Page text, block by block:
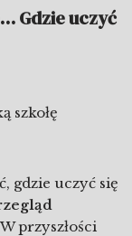
Gdzie uczyć
szkołę
gdzie uczyć się
W przyszłości